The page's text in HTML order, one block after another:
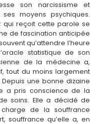
son narcissisme et
moyens psychiques.
qui reçoit cette parole se
de fascination anticipée
qu’attendre l’heure
statistique de son
de la médecine a,
tout du moins largement
une bonne dizaine
a pris conscience de la
soins. Elle a décidé de
de la souffrance
souffrance qu’elle a, en